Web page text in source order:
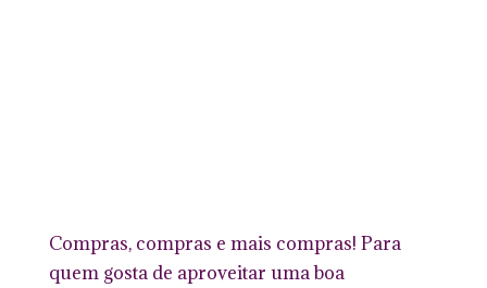
Compras, compras e mais compras! Para
quem gosta de aproveitar uma boa